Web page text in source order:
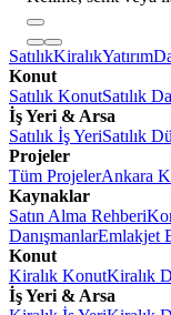
SatılıkKiralıkYatırım
Konut
Satılık KonutSatılık
İş Yeri & Arsa
Satılık İş YeriSatılık
Projeler
Tüm ProjelerAnkara
Kaynaklar
Satın Alma Rehberi
DanışmanlarEmlakjet
Konut
Kiralık KonutKiralık
İş Yeri & Arsa